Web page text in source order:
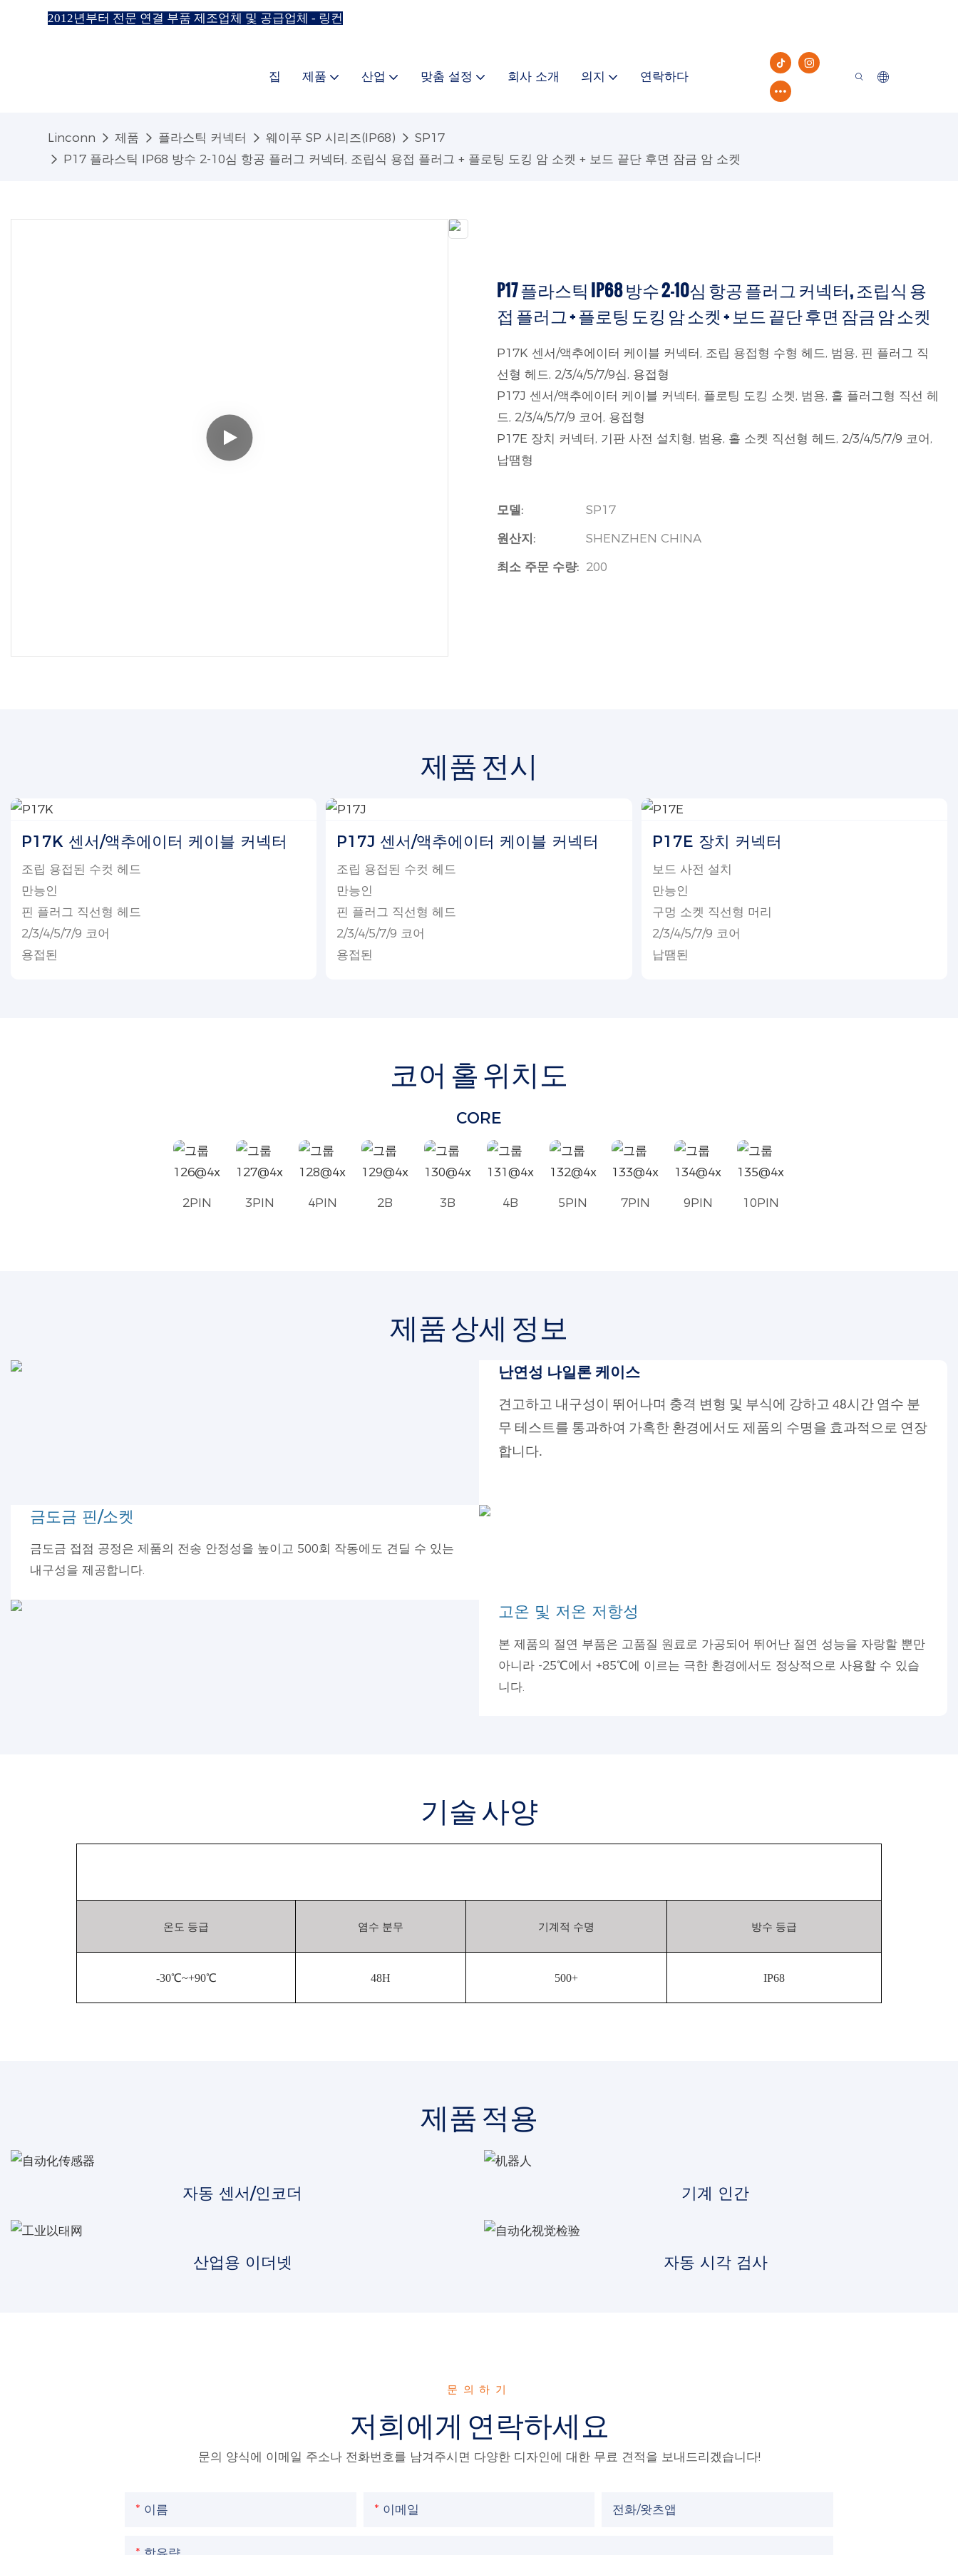
2012년부터 전문 연결 부품 제조업체 및 공급업체 - 링컨
집 제품 산업 맞춤 설정 회사 소개 의지 연락하다
Linconn 제품 플라스틱 커넥터 웨이푸 SP 시리즈(IP68)
SP17
P17 플라스틱 IP68 방수 2-10심 항공 플러그 커넥터, 조립식 용접 플러그 + 플로팅 도킹 암 소켓 + 보드 끝단 후면 잠금 암 소켓
P17 플라스틱 IP68 방수 2-10심 항공 플러그 커넥터, 조립식 용
접 플러그 + 플로팅 도킹 암 소켓 + 보드 끝단 후면 잠금 암 소켓
P17K 센서/액추에이터 케이블 커넥터, 조립 용접형 수형 헤드, 범용, 핀 플러그 직
선형 헤드, 2/3/4/5/7/9심, 용접형
P17J 센서/액추에이터 케이블 커넥터, 플로팅 도킹 소켓, 범용, 홀 플러그형 직선 헤
드, 2/3/4/5/7/9 코어, 용접형
P17E 장치 커넥터, 기판 사전 설치형, 범용, 홀 소켓 직선형 헤드, 2/3/4/5/7/9 코어,
납땜형
모델:
SP17
원산지:
SHENZHEN CHINA
최소 주문 수량: 200
제품 전시
P17K 센서/액추에이터 케이블 커넥터
조립 용접된 수컷 헤드
만능인
핀 플러그 직선형 헤드
2/3/4/5/7/9 코어
용접된
P17J 센서/액추에이터 케이블 커넥터
조립 용접된 수컷 헤드
만능인
핀 플러그 직선형 헤드
2/3/4/5/7/9 코어
용접된
P17E 장치 커넥터
보드 사전 설치
만능인
구멍 소켓 직선형 머리
2/3/4/5/7/9 코어
납땜된
코어 홀 위치도
CORE
2PIN 3PIN 4PIN 2B 3B 4B 5PIN 7PIN 9PIN 10PIN
제품 상세 정보
난연성 나일론 케이스
견고하고 내구성이 뛰어나며 충격 변형 및 부식에 강하고 48시간 염수 분
무 테스트를 통과하여 가혹한 환경에서도 제품의 수명을 효과적으로 연장
합니다.
금도금 핀/소켓
금도금 접점 공정은 제품의 전송 안정성을 높이고 500회 작동에도 견딜 수 있는
내구성을 제공합니다.
고온 및 저온 저항성
본 제품의 절연 부품은 고품질 원료로 가공되어 뛰어난 절연 성능을 자랑할 뿐만
아니라 -25℃에서 +85℃에 이르는 극한 환경에서도 정상적으로 사용할 수 있습
니다.
기술 사양
온도 등급 염수 분무 기계적 수명 방수 등급
-30℃~+90℃ 48H 500+ IP68
제품 적용
자동 센서/인코더 기계 인간
산업용 이더넷 자동 시각 검사
문의하기
저희에게 연락하세요
문의 양식에 이메일 주소나 전화번호를 남겨주시면 다양한 디자인에 대한 무료 견적을 보내드리겠습니다!
이름 이메일 전화/왓츠앱